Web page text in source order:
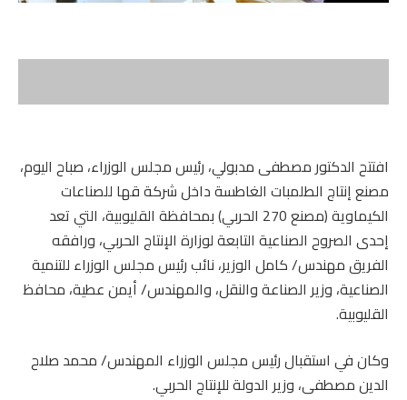
افتتح الدكتور مصطفى مدبولي، رئيس مجلس الوزراء، صباح اليوم،
مصنع إنتاج الطلمبات الغاطسة داخل شركة قها للصناعات
الكيماوية (مصنع 270 الحربي) بمحافظة القليوبية، التي تعد
إحدى الصروح الصناعية التابعة لوزارة الإنتاج الحربي، ورافقه
الفريق مهندس/ كامل الوزير، نائب رئيس مجلس الوزراء للتنمية
الصناعية، وزير الصناعة والنقل، والمهندس/ أيمن عطية، محافظ
القليوبية.
وكان في استقبال رئيس مجلس الوزراء المهندس/ محمد صلاح
الدين مصطفى، وزير الدولة للإنتاج الحربي.